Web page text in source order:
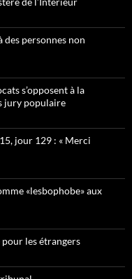
des personnes non
s’opposent à la
jury populaire
jour 129 : « Merci
«lesbophobe» aux
les étrangers